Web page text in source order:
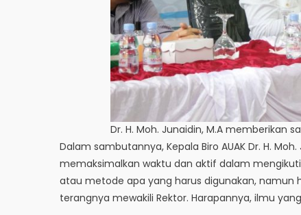
Dr. H. Moh. Junaidin, M.A memberikan
Dalam sambutannya, Kepala Biro AUAK Dr. H.
memaksimalkan waktu dan aktif dalam
atau metode apa yang harus digunakan, namun
terangnya mewakili Rektor. Harapannya, ilmu